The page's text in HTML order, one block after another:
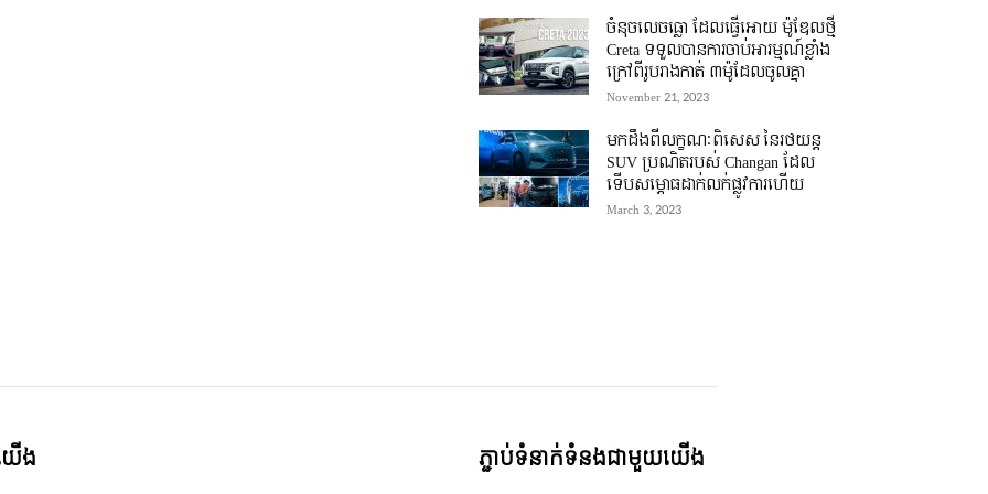
ចំនុចលេចធ្លោ ដែលធ្វើអោយ ម៉ូឌែលថ្មី
Creta ទទួលបានការចាប់អារម្មណ៍ខ្លាំង
ក្រៅពីរូបរាងកាត់ ៣ម៉ូដែលចូលគ្នា
November 21, 2023
មកដឹងពីលក្ខណៈពិសេស នៃរថយន្ត
SUV ប្រណិតរបស់ Changan ដែល
ទើបសម្ភោធដាក់លក់ផ្លូវការហើយ
March 3, 2023
ើង ភ្ជាប់ទំនាក់ទំនងជាមួយយើង